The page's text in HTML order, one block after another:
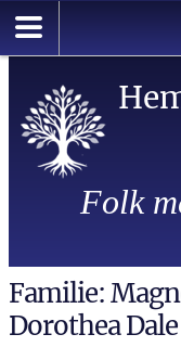
Folk
Familie:
Dorothea